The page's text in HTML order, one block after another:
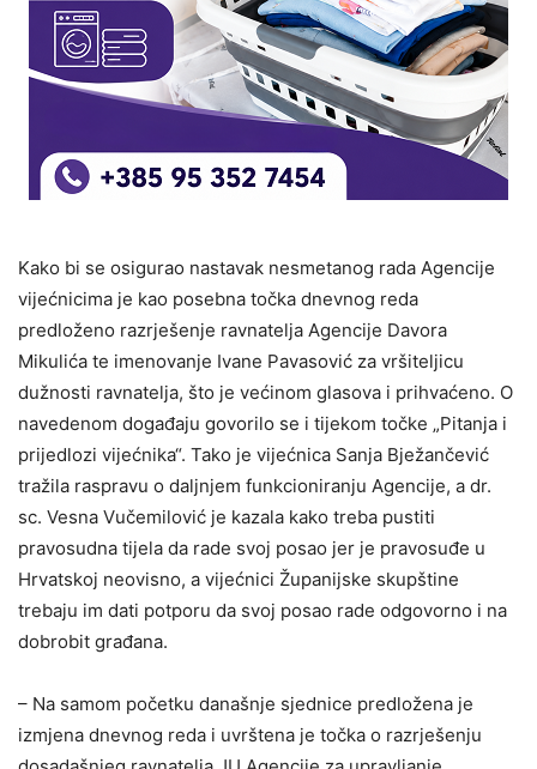
Kako bi se osigurao nastavak nesmetanog rada Agencije
vijećnicima je kao posebna točka dnevnog reda
predloženo razrješenje ravnatelja Agencije Davora
Mikulića te imenovanje Ivane Pavasović za vršiteljicu
dužnosti ravnatelja, što je većinom glasova i prihvaćeno. O
navedenom događaju govorilo se i tijekom točke „Pitanja i
prijedlozi vijećnika“. Tako je vijećnica Sanja Bježančević
tražila raspravu o daljnjem funkcioniranju Agencije, a dr.
sc. Vesna Vučemilović je kazala kako treba pustiti
pravosudna tijela da rade svoj posao jer je pravosuđe u
Hrvatskoj neovisno, a vijećnici Županijske skupštine
trebaju im dati potporu da svoj posao rade odgovorno i na
dobrobit građana.
– Na samom početku današnje sjednice predložena je
izmjena dnevnog reda i uvrštena je točka o razrješenju